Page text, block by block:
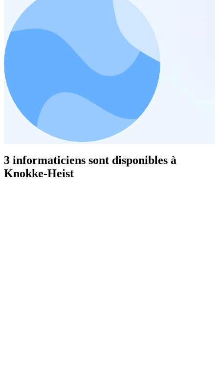
3 informaticiens sont disponibles à
Knokke-Heist